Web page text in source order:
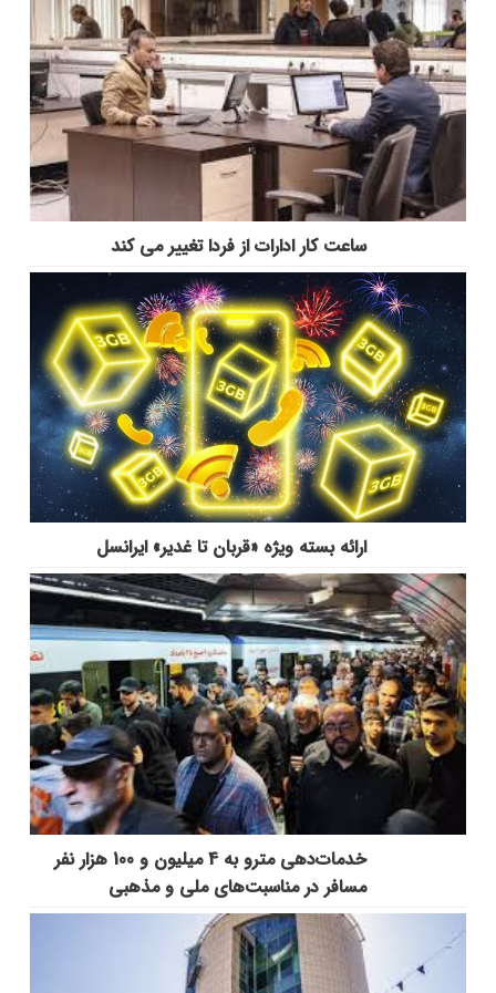
ساعت کار ادارات از فردا تغییر می کند
ارائه بسته ویژه «قربان تا غدیر» ایرانسل
خدمات‌دهي مترو به 4 ميليون و 100 هزار نفر
مسافر در مناسبت‌هاي ملي و مذهبي